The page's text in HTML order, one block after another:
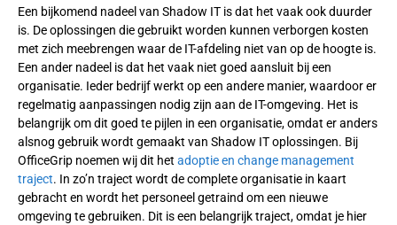
Een bijkomend nadeel van Shadow IT is dat het vaak ook duurder
is. De oplossingen die gebruikt worden kunnen verborgen kosten
met zich meebrengen waar de IT-afdeling niet van op de hoogte is.
Een ander nadeel is dat het vaak niet goed aansluit bij een
organisatie. Ieder bedrijf werkt op een andere manier, waardoor er
regelmatig aanpassingen nodig zijn aan de IT-omgeving. Het is
belangrijk om dit goed te pijlen in een organisatie, omdat er anders
alsnog gebruik wordt gemaakt van Shadow IT oplossingen. Bij
OfficeGrip noemen wij dit het adoptie en change management
traject. In zo’n traject wordt de complete organisatie in kaart
gebracht en wordt het personeel getraind om een nieuwe
omgeving te gebruiken. Dit is een belangrijk traject, omdat je hier